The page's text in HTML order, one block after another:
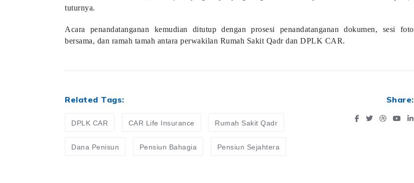
tuturnya.
Acara penandatanganan kemudian ditutup dengan prosesi penandatanganan dokumen, sesi foto
bersama, dan ramah tamah antara perwakilan Rumah Sakit Qadr dan DPLK CAR.
Related Tags:
DPLK CAR CAR Life Insurance Rumah Sakit Qadr
Dana Penisun Pensiun Bahagia Pensiun Sejahtera
Share: